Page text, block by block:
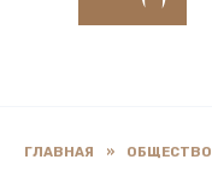
ГЛАВНАЯ » ОБЩЕСТВО